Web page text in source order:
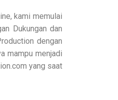
kami memulai
Dukungan dan
dengan
mampu menjadi
yang saat